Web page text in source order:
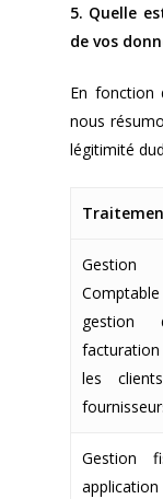
5. Quelle
de vos
En fonction
nous
légitimité
Gestion
gestion
les
Gestion